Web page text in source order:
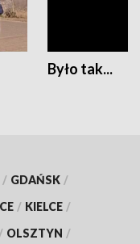
Było tak...
/ GDAŃSK /
/ KIELCE /
/ OLSZTYN /